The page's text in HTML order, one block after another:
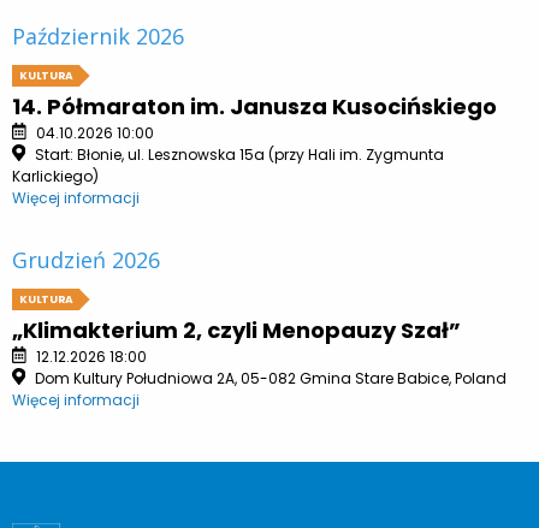
Październik 2026
KULTURA
14. Półmaraton im. Janusza Kusocińskiego
04.10.2026 10:00
Start: Błonie, ul. Lesznowska 15a (przy Hali im. Zygmunta
Karlickiego)
Więcej informacji
Grudzień 2026
KULTURA
„Klimakterium 2, czyli Menopauzy Szał”
12.12.2026 18:00
Dom Kultury Południowa 2A, 05-082 Gmina Stare Babice, Poland
Więcej informacji